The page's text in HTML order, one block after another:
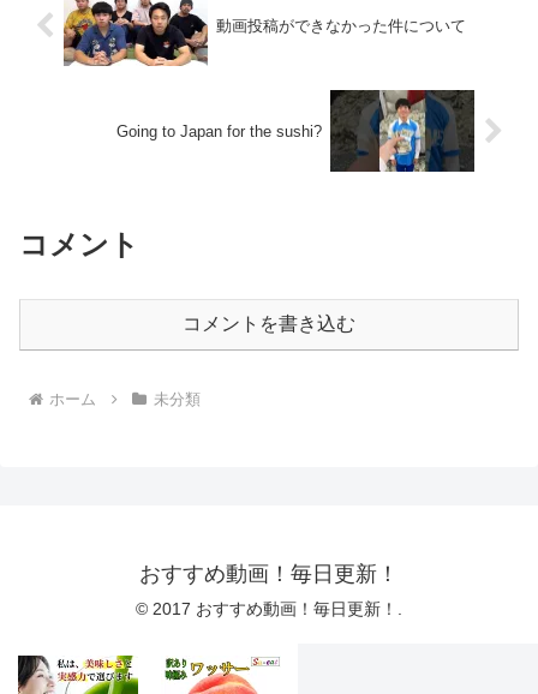
動画投稿ができなかった件について
Going to Japan for the sushi?
コメント
コメントを書き込む
ホーム 未分類
おすすめ動画！毎日更新！
© 2017 おすすめ動画！毎日更新！.